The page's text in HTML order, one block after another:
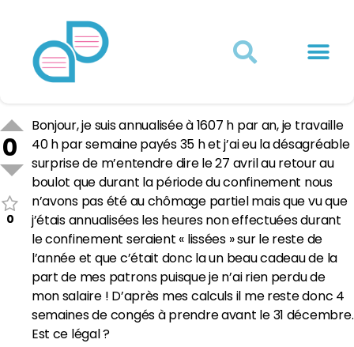
0
0
Bonjour, je suis annualisée à 1607 h par an, je travaille
40 h par semaine payés 35 h et j’ai eu la désagréable
surprise de m’entendre dire le 27 avril au retour au
boulot que durant la période du confinement nous
n’avons pas été au chômage partiel mais que vu que
j’étais annualisées les heures non effectuées durant
le confinement seraient « lissées » sur le reste de
l’année et que c’était donc la un beau cadeau de la
part de mes patrons puisque je n’ai rien perdu de
mon salaire ! D’après mes calculs il me reste donc 4
semaines de congés à prendre avant le 31 décembre.
Est ce légal ?